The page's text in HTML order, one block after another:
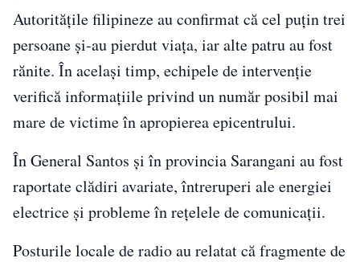
Autoritățile filipineze au confirmat că cel puțin trei
persoane și-au pierdut viața, iar alte patru au fost
rănite. În același timp, echipele de intervenție
verifică informațiile privind un număr posibil mai
mare de victime în apropierea epicentrului.
În General Santos și în provincia Sarangani au fost
raportate clădiri avariate, întreruperi ale energiei
electrice și probleme în rețelele de comunicații.
Posturile locale de radio au relatat că fragmente de